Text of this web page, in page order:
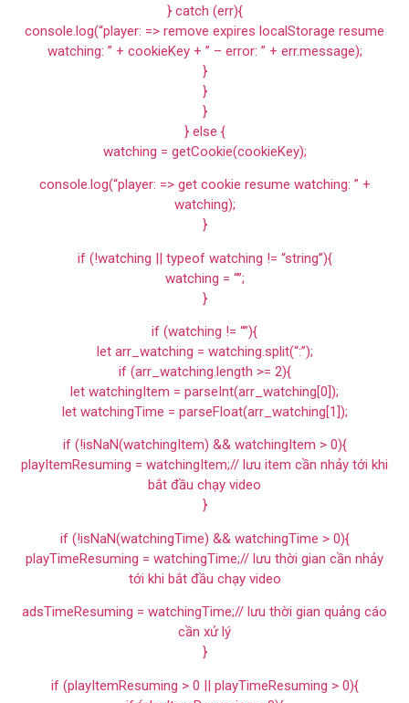
} catch (err){
console.log(“player: => remove expires localStorage resume
watching: ” + cookieKey + ” – error: ” + err.message);
}
}
}
} else {
watching = getCookie(cookieKey);
console.log(“player: => get cookie resume watching: ” +
watching);
}
if (!watching || typeof watching != “string”){
watching = “”;
}
if (watching != “”){
let arr_watching = watching.split(“:”);
if (arr_watching.length >= 2){
let watchingItem = parseInt(arr_watching[0]);
let watchingTime = parseFloat(arr_watching[1]);
if (!isNaN(watchingItem) && watchingItem > 0){
playItemResuming = watchingItem;// lưu item cần nhảy tới khi
bắt đầu chạy video
}
if (!isNaN(watchingTime) && watchingTime > 0){
playTimeResuming = watchingTime;// lưu thời gian cần nhảy
tới khi bắt đầu chạy video
adsTimeResuming = watchingTime;// lưu thời gian quảng cáo
cần xử lý
}
if (playItemResuming > 0 || playTimeResuming > 0){